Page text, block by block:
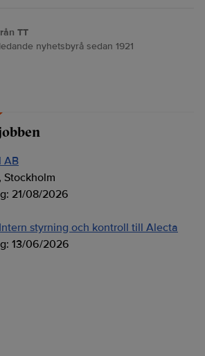
TT
nyhetsbyrå sedan 1921
AB
Stockholm
21/08/2026
styrning och kontroll till Alecta
13/06/2026